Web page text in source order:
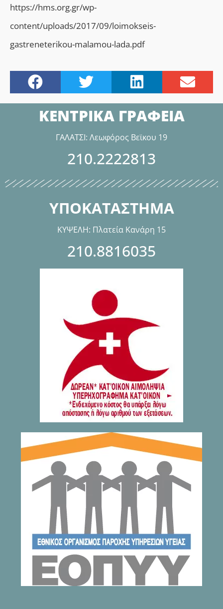
https://hms.org.gr/wp-
content/uploads/2017/09/loimokseis-
gastreneterikou-malamou-lada.pdf
ΚΕΝΤΡΙΚΑ ΓΡΑΦΕΙΑ
ΓΑΛΑΤΣΙ: Λεωφόρος Βεϊκου 19
210.2222813
ΥΠΟΚΑΤΑΣΤΗΜΑ
ΚΥΨΕΛΗ: Πλατεία Κανάρη 15
210.8816035